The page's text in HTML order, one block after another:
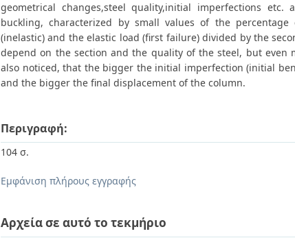
geometrical changes,steel quality,initial imperfections
buckling, characterized by small values of the
(inelastic) and the elastic load (first failure) divided by the
depend on the section and the quality of the steel, but even
also noticed, that the bigger the initial imperfection (initial
and the bigger the final displacement of the column.
Περιγραφή:
104 σ.
Εμφάνιση πλήρους εγγραφής
Αρχεία σε αυτό το τεκμήριο